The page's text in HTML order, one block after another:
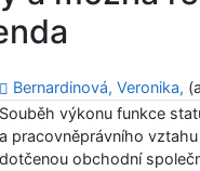
Bernardinová, Veronika,
Souběh výkonu funkce
a pracovněprávního
dotčenou obchodní